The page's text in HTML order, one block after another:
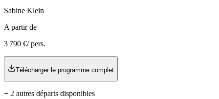
Sabine Klein
A partir de
3 790 €/ pers.
Télécharger le programme complet
+ 2 autres départs disponibles